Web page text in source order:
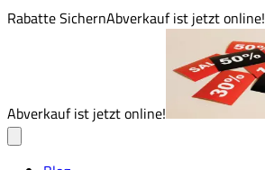
Rabatte SichernAbverkauf ist jetzt online!
Abverkauf ist jetzt online!